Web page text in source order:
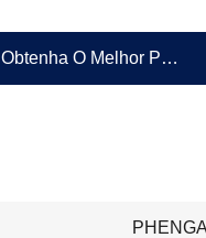
Obtenha O Melhor Preço
PHENGA